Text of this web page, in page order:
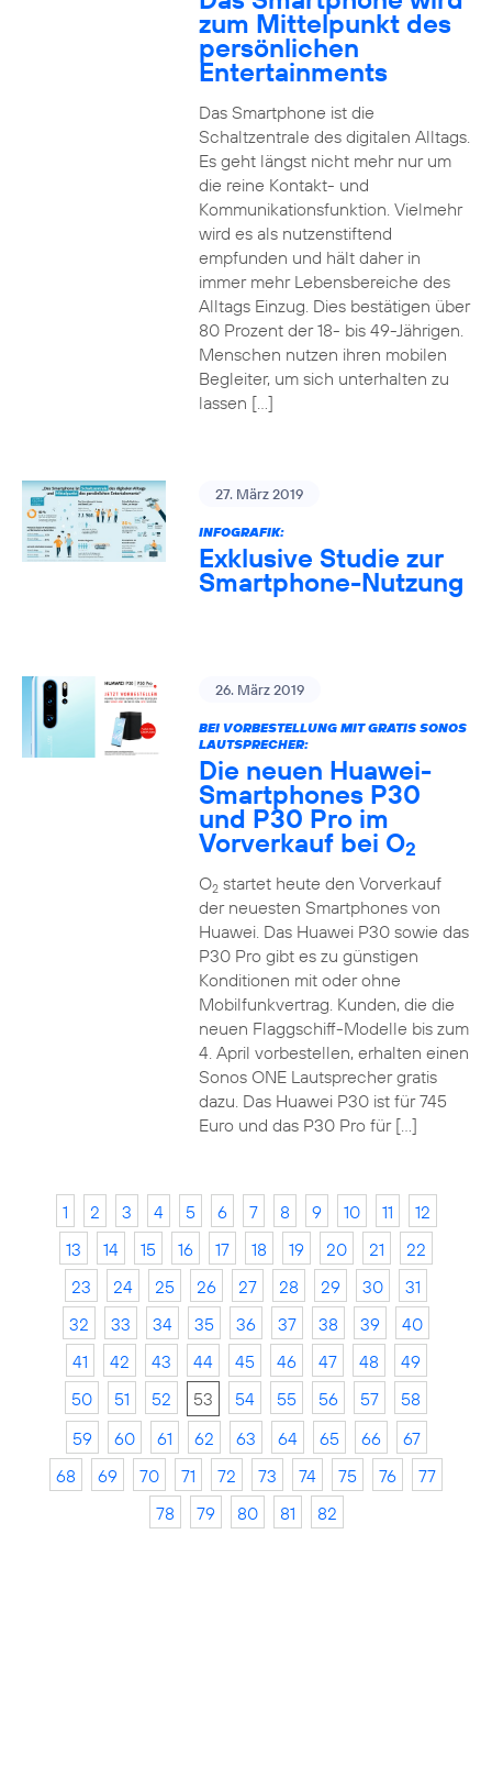
zum Mittelpunkt des
persönlichen
Entertainments
Das Smartphone ist die
Schaltzentrale des digitalen Alltags.
Es geht längst nicht mehr nur um
die reine Kontakt- und
Kommunikationsfunktion. Vielmehr
wird es als nutzenstiftend
empfunden und hält daher in
immer mehr Lebensbereiche des
Alltags Einzug. Dies bestätigen über
80 Prozent der 18- bis 49-Jährigen.
Menschen nutzen ihren mobilen
Begleiter, um sich unterhalten zu
lassen […]
27. März 2019
INFOGRAFIK:
Exklusive Studie zur
Smartphone-Nutzung
26. März 2019
BEI VORBESTELLUNG MIT GRATIS SONOS
LAUTSPRECHER:
Die neuen Huawei-
Smartphones P30
und P30 Pro im
Vorverkauf bei O2
O2startet heute den Vorverkauf
der neuesten Smartphones von
Huawei. Das Huawei P30 sowie das
P30 Pro gibt es zu günstigen
Konditionen mit oder ohne
Mobilfunkvertrag. Kunden, die die
neuen Flaggschiff-Modelle bis zum
4. April vorbestellen, erhalten einen
Sonos ONE Lautsprecher gratis
dazu. Das Huawei P30 ist für 745
Euro und das P30 Pro für […]
1 2 3 4 5 6 7 8 9 10 11
12
13
14 15 16 17 18 19 20 21
22
23
24 25 26 27 28 29 30
31
32
33 34 35 36 37 38 39
40
41
42 43 44 45 46 47 48
49
50
51 52 53 54 55 56 57
58
59
60 61 62 63 64 65 66
67
68
69 70 71 72 73 74 75 76
77
78
79 80 81 82